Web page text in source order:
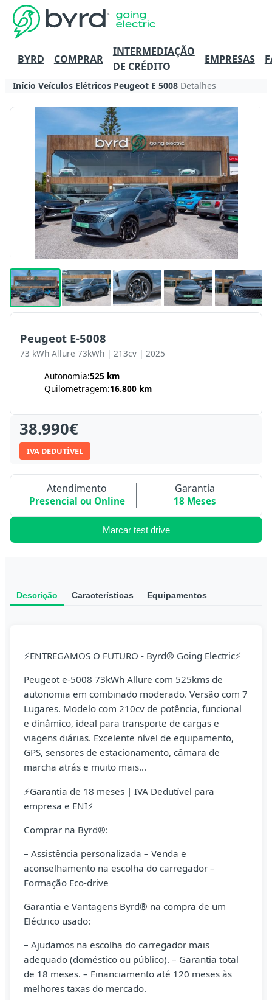
BYRD COMPRAR
INTERMEDIAÇÃO
DE CRÉDITO
EMPRESAS
Início Veículos Elétricos Peugeot E 5008 Detalhes
Peugeot E-5008
73 kWh Allure 73kWh | 213cv | 2025
Autonomia:525 km
Quilometragem:16.800 km
38.990€
IVA DEDUTÍVEL
Atendimento
Presencial ou Online
Garantia
18 Meses
Marcar test drive
Descrição Características Equipamentos
⚡ENTREGAMOS O FUTURO - Byrd® Going Electric⚡
Peugeot e-5008 73kWh Allure com 525kms de
autonomia em combinado moderado. Versão com 7
Lugares. Modelo com 210cv de potência, funcional
e dinâmico, ideal para transporte de cargas e
viagens diárias. Excelente nível de equipamento,
GPS, sensores de estacionamento, câmara de
marcha atrás e muito mais...
⚡Garantia de 18 meses | IVA Dedutível para
empresa e ENI⚡
Comprar na Byrd®:
– Assistência personalizada – Venda e
aconselhamento na escolha do carregador –
Formação Eco-drive
Garantia e Vantagens Byrd® na compra de um
Eléctrico usado:
– Ajudamos na escolha do carregador mais
adequado (doméstico ou público). – Garantia total
de 18 meses. – Financiamento até 120 meses às
melhores taxas do mercado.